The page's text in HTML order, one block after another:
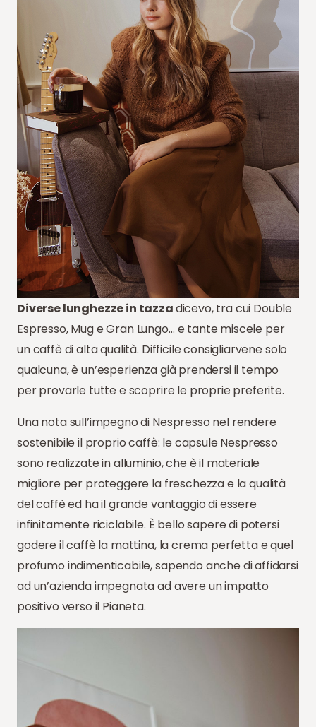
Diverse lunghezze in tazzadicevo, tra cui Double
Espresso, Mug e Gran Lungo… e tante miscele per
un caffè di alta qualità. Difficile consigliarvene solo
qualcuna, è un’esperienza già prendersi il tempo
per provarle tutte e scoprire le proprie preferite.
Una nota sull’impegno di Nespresso nel rendere
sostenibile il proprio caffè: le capsule Nespresso
sono realizzate in alluminio, che è il materiale
migliore per proteggere la freschezza e la qualità
del caffè ed ha il grande vantaggio di essere
infinitamente riciclabile. È bello sapere di potersi
godere il caffè la mattina, la crema perfetta e quel
profumo indimenticabile, sapendo anche di affidarsi
ad un’azienda impegnata ad avere un impatto
positivo verso il Pianeta.